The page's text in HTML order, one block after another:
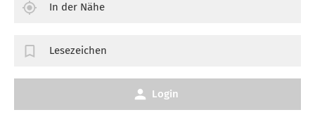
In der Nähe
Lesezeichen
Login